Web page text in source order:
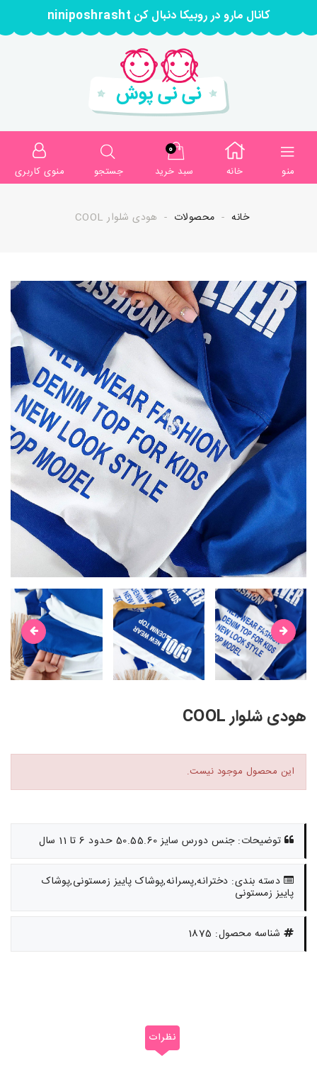
کانال مارو در روبیکا دنبال کن niniposhrasht
منو خانه
0
سبد خرید
جستجو منوی کاربری
خانه محصولات هودی شلوار COOL
هودی شلوار COOL
این محصول موجود نیست.
توضیحات: جنس دورس سایز 50.55.60 حدود 6 تا 11 سال
دسته بندی: دخترانه,پسرانه,پوشاک پاییز زمستونی,پوشاک
پاییز زمستونی
شناسه محصول: 1875
نظرات